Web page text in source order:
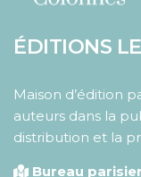
ÉDITIONS
Maison d’édition
auteurs dans la
distribution et la
Bureau